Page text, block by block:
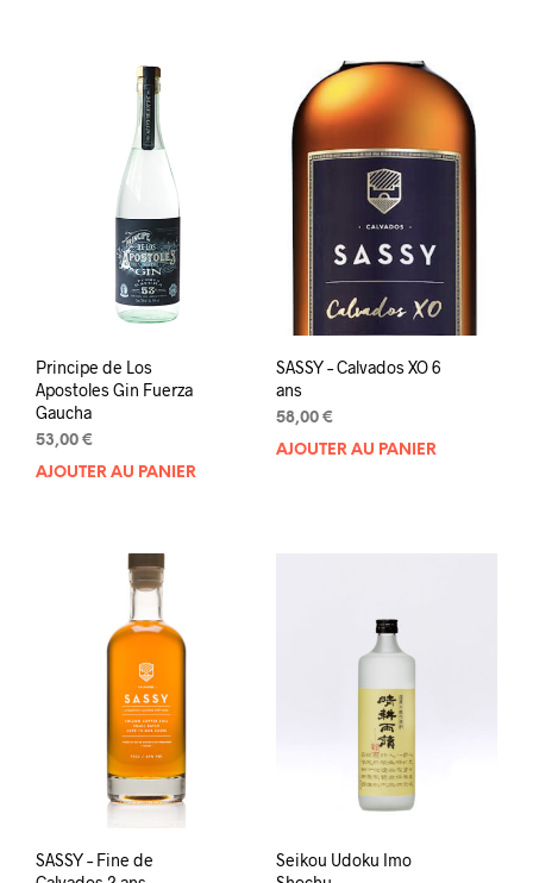
Principe de Los
Apostoles Gin Fuerza
Gaucha
53,00 €
AJOUTER AU PANIER
SASSY – Calvados XO 6
ans
58,00 €
AJOUTER AU PANIER
SASSY – Fine de
Seikou Udoku Imo